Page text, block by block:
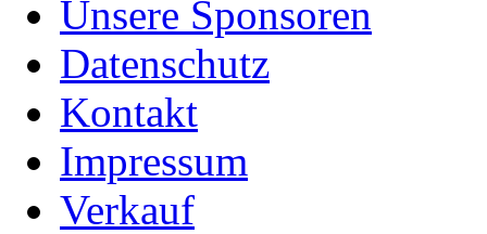
Unsere Sponsoren
Datenschutz
Kontakt
Impressum
Verkauf